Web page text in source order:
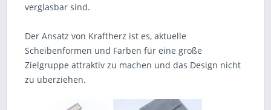
verglasbar sind.
Der Ansatz von Kraftherz ist es, aktuelle
Scheibenformen und Farben für eine große
Zielgruppe attraktiv zu machen und das Design nicht
zu überziehen.